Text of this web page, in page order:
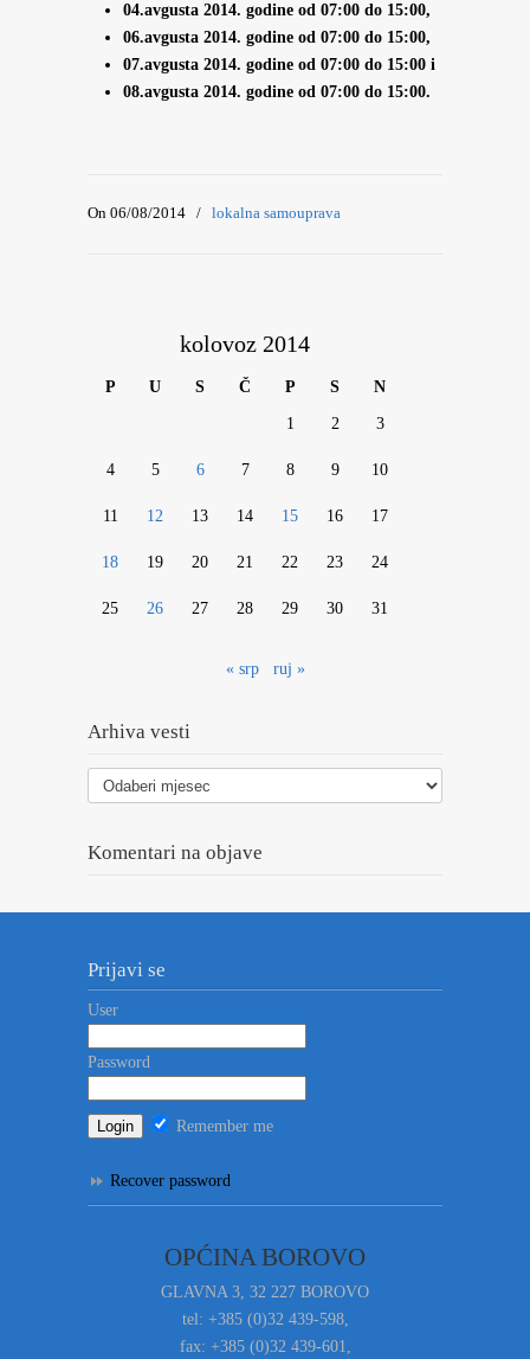
04.avgusta 2014. godine od 07:00 do 15:00,
06.avgusta 2014. godine od 07:00 do 15:00,
07.avgusta 2014. godine od 07:00 do 15:00 i
08.avgusta 2014. godine od 07:00 do 15:00.
On 06/08/2014 / lokalna samouprava
kolovoz 2014
P U S Č P S N
1 2 3
4 5 6 7 8 9 10
11 12 13 14 15 16 17
18 19 20 21 22 23 24
25 26 27 28 29 30 31
« srp ruj »
Arhiva vesti
Arhiva
vesti
Komentari na objave
Prijavi se
User
Password
Remember me
Recover password
OPĆINA BOROVO
GLAVNA 3, 32 227 BOROVO
tel: +385 (0)32 439-598,
fax: +385 (0)32 439-601,